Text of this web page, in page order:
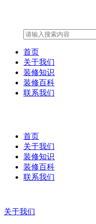
首页
关于我们
装修知识
装修百科
联系我们
首页
关于我们
装修知识
装修百科
联系我们
关于我们